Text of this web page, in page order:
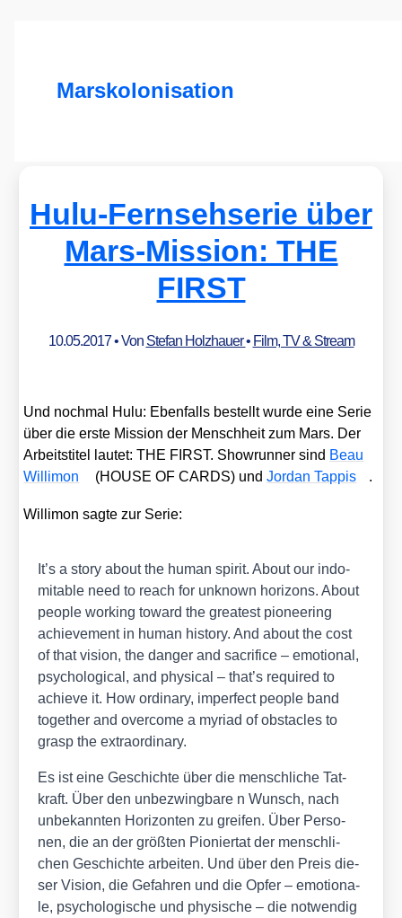
Marskolonisation
Hulu-Fernsehserie über
Mars-Mission: THE
FIRST
10.05.2017• Von Stefan Holzhauer• Film, TV & Stream
Und noch­mal Hulu: Eben­falls bestellt wur­de eine Serie
über die ers­te Mis­si­on der Mensch­heit zum Mars. Der
Arbeits­ti­tel lau­tet: THE FIRST. Show­run­ner sind Beau
Wil­li­mon
(HOUSE OF CARDS) undJor­dan Tap­pis .
Wil­li­mon sag­te zur Serie:
It’s a sto­ry about the human spi­rit. About our indo­
mi­ta­ble need to reach for unknown hori­zons. About
peo­p­le working toward the grea­test pio­nee­ring
achie­ve­ment in human histo­ry. And about the cost
of that visi­on, the dan­ger and sacri­fice – emo­tio­nal,
psy­cho­lo­gi­cal, and phy­si­cal – that’s requi­red to
achie­ve it. How ordi­na­ry, imper­fect peo­p­le band
tog­e­ther and over­co­me a myri­ad of obs­ta­cles to
grasp the extra­or­di­na­ry.
Es ist eine Geschich­te über die mensch­li­che Tat­
kraft. Über den unbe­zwing­ba­re n Wunsch, nach
unbe­kann­ten Hori­zon­ten zu grei­fen. Über Per­so­
nen, die an der größ­ten Pio­nier­tat der mensch­li­
chen Geschich­te arbei­ten. Und über den Preis die­
ser Visi­on, die Gefah­ren und die Opfer – emo­tio­na­
le, psy­cho­lo­gi­sche und phy­si­sche – die not­wen­dig